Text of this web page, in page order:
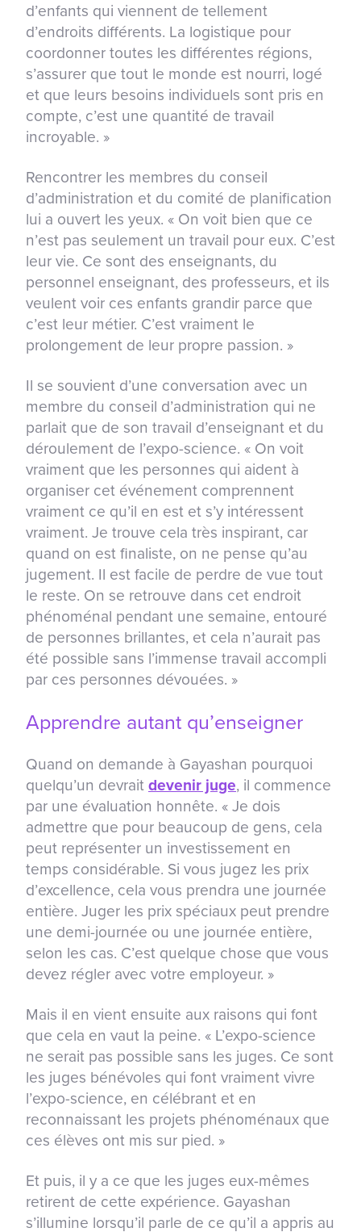
d’enfants qui viennent de tellement
d’endroits différents. La logistique pour
coordonner toutes les différentes régions,
s’assurer que tout le monde est nourri, logé
et que leurs besoins individuels sont pris en
compte, c’est une quantité de travail
incroyable. »
Rencontrer les membres du conseil
d’administration et du comité de planification
lui a ouvert les yeux. « On voit bien que ce
n’est pas seulement un travail pour eux. C’est
leur vie. Ce sont des enseignants, du
personnel enseignant, des professeurs, et ils
veulent voir ces enfants grandir parce que
c’est leur métier. C’est vraiment le
prolongement de leur propre passion. »
Il se souvient d’une conversation avec un
membre du conseil d’administration qui ne
parlait que de son travail d’enseignant et du
déroulement de l’expo-science. « On voit
vraiment que les personnes qui aident à
organiser cet événement comprennent
vraiment ce qu’il en est et s’y intéressent
vraiment. Je trouve cela très inspirant, car
quand on est finaliste, on ne pense qu’au
jugement. Il est facile de perdre de vue tout
le reste. On se retrouve dans cet endroit
phénoménal pendant une semaine, entouré
de personnes brillantes, et cela n’aurait pas
été possible sans l’immense travail accompli
par ces personnes dévouées. »
Apprendre autant qu’enseigner
Quand on demande à Gayashan pourquoi
quelqu’un devrait devenir juge, il commence
par une évaluation honnête. « Je dois
admettre que pour beaucoup de gens, cela
peut représenter un investissement en
temps considérable. Si vous jugez les prix
d’excellence, cela vous prendra une journée
entière. Juger les prix spéciaux peut prendre
une demi-journée ou une journée entière,
selon les cas. C’est quelque chose que vous
devez régler avec votre employeur. »
Mais il en vient ensuite aux raisons qui font
que cela en vaut la peine. « L’expo-science
ne serait pas possible sans les juges. Ce sont
les juges bénévoles qui font vraiment vivre
l’expo-science, en célébrant et en
reconnaissant les projets phénoménaux que
ces élèves ont mis sur pied. »
Et puis, il y a ce que les juges eux-mêmes
retirent de cette expérience. Gayashan
s’illumine lorsqu’il parle de ce qu’il a appris au